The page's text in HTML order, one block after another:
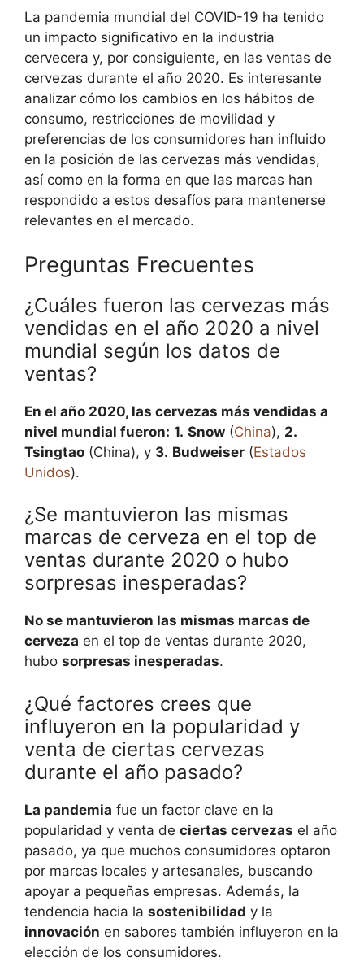
La pandemia mundial del COVID-19 ha tenido
un impacto significativo en la industria
cervecera y, por consiguiente, en las ventas de
cervezas durante el año 2020. Es interesante
analizar cómo los cambios en los hábitos de
consumo, restricciones de movilidad y
preferencias de los consumidores han influido
en la posición de las cervezas más vendidas,
así como en la forma en que las marcas han
respondido a estos desafíos para mantenerse
relevantes en el mercado.
Preguntas Frecuentes
¿Cuáles fueron las cervezas más
vendidas en el año 2020 a nivel
mundial según los datos de
ventas?
En el año 2020, las cervezas más vendidas a
nivel mundial fueron: 1. Snow (China), 2.
Tsingtao (China), y 3. Budweiser (Estados
Unidos).
¿Se mantuvieron las mismas
marcas de cerveza en el top de
ventas durante 2020 o hubo
sorpresas inesperadas?
No se mantuvieron las mismas marcas de
cerveza en el top de ventas durante 2020,
hubo sorpresas inesperadas.
¿Qué factores crees que
influyeron en la popularidad y
venta de ciertas cervezas
durante el año pasado?
La pandemia fue un factor clave en la
popularidad y venta de ciertas cervezas el año
pasado, ya que muchos consumidores optaron
por marcas locales y artesanales, buscando
apoyar a pequeñas empresas. Además, la
tendencia hacia la sostenibilidad y la
innovación en sabores también influyeron en la
elección de los consumidores.